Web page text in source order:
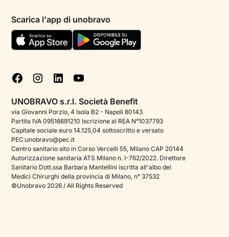
Aiuto urgente
FAQ
Podcast di psicologia
Corporate
Psicologo italiano all'estero
Approfondimenti sulla salute mentale
Sala stampa
Termini e condizioni
Informativa Privacy
Cookie policy
Gestisci cookie
Scarica l'app di unobravo
UNOBRAVO s.r.l. Società Benefit
via Giovanni Porzio, 4 Isola B2 - Napoli 80143
Partita IVA 09516691210 Iscrizione al REA N°1037793
Capitale sociale euro 14.125,04 sottoscritto e versato
PEC:unobravo@pec.it
Centro sanitario sito in Corso Vercelli 55, Milano CAP 20144
Autorizzazione sanitaria ATS Milano n. I-762/2022. Direttore
Sanitario Dott.ssa Barbara Mantellini iscritta all'albo dei
Medici Chirurghi della provincia di Milano, n° 37532
©Unobravo 2026 / All Rights Reserved